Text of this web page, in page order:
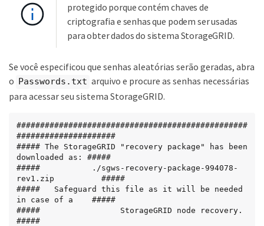
protegido porque contém chaves de
criptografia e senhas que podem ser usadas
para obter dados do sistema StorageGRID.
Se você especificou que senhas aleatórias serão geradas, abra
o Passwords.txt arquivo e procure as senhas necessárias
para acessar seu sistema StorageGRID.
#################################################
#####################
##### The StorageGRID "recovery package" has been
downloaded as: #####
#####           ./sgws-recovery-package-994078-
rev1.zip          #####
#####   Safeguard this file as it will be needed
in case of a    #####
#####                 StorageGRID node recovery.
#####